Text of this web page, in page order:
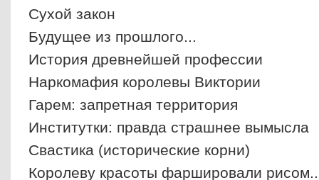
Сухой закон
Будущее из прошлого...
История древнейшей профессии
Наркомафия королевы Виктории
Гарем: запретная территория
Институтки: правда страшнее вымысла
Свастика (исторические корни)
Королеву красоты фаршировали